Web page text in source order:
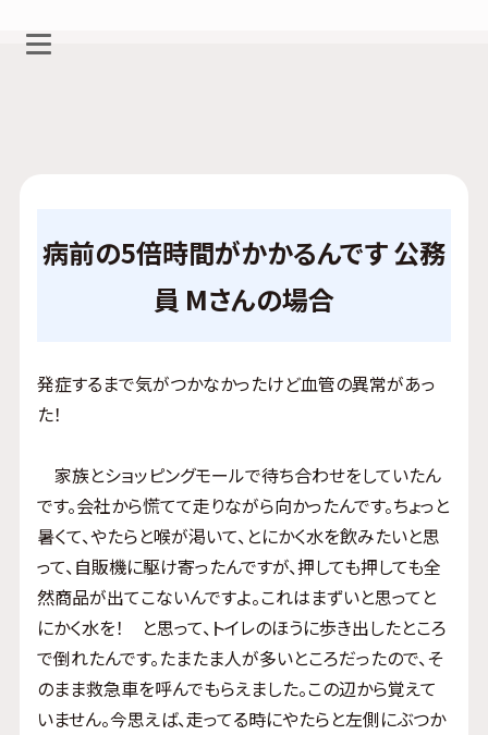
病前の5倍時間がかかるんです 公務
員 Mさんの場合
発症するまで気がつかなかったけど血管の異常があっ
た！
家族とショッピングモールで待ち合わせをしていたん
です。会社から慌てて走りながら向かったんです。ちょっと
暑くて、やたらと喉が渇いて、とにかく水を飲みたいと思
って、自販機に駆け寄ったんですが、押しても押しても全
然商品が出てこないんですよ。これはまずいと思ってと
にかく水を！ と思って、トイレのほうに歩き出したところ
で倒れたんです。たまたま人が多いところだったので、そ
のまま救急車を呼んでもらえました。この辺から覚えて
いません。今思えば、走ってる時にやたらと左側にぶつか